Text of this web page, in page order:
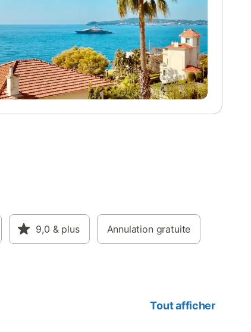
9,0 & plus Annulation gratuite
Tout afficher